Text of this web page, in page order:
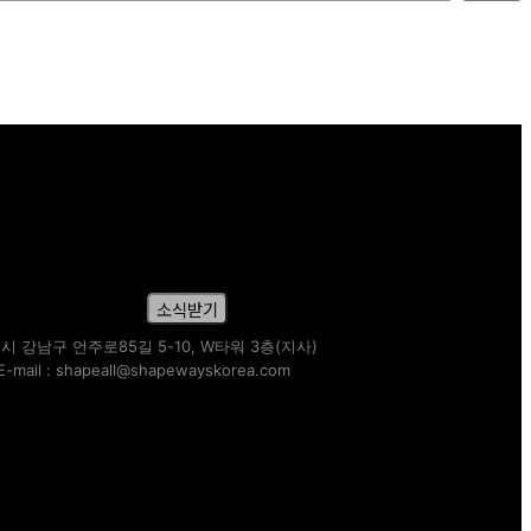
소식받기
강남구 언주로85길 5-10, W타워 3층(지사)
: shapeall@shapewayskorea.com